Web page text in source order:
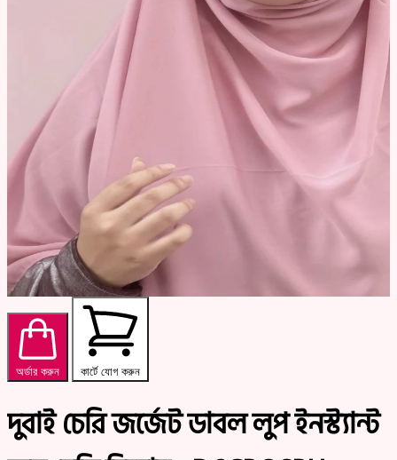
অর্ডার করুন কার্টে যোগ করুন
দুবাই চেরি জর্জেট ডাবল লুপ ইনস্ট্যান্ট